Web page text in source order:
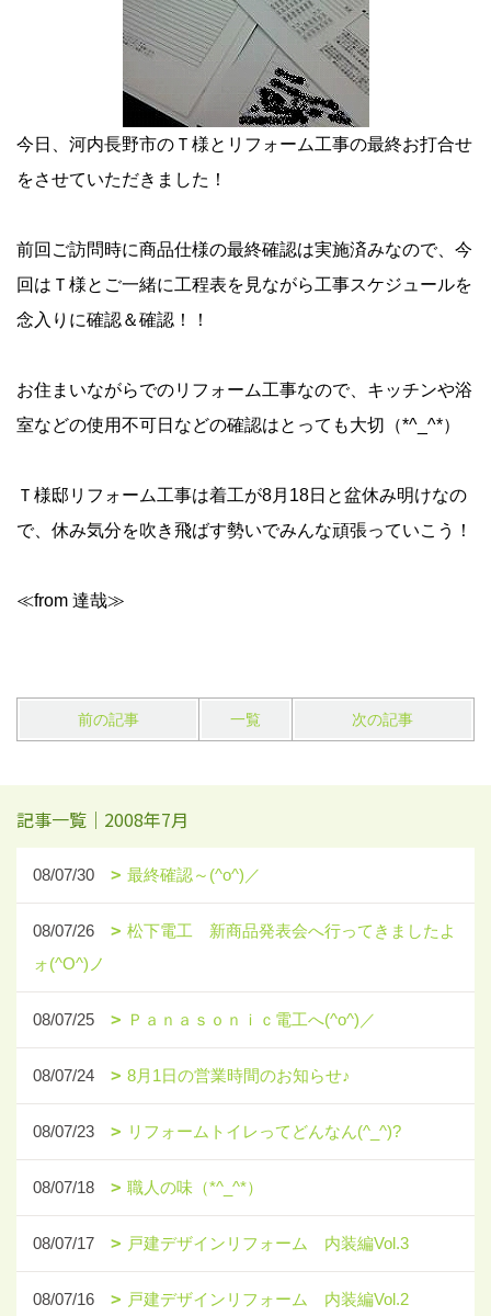
今日、河内長野市のＴ様とリフォーム工事の最終お打合せ
をさせていただきました！
前回ご訪問時に商品仕様の最終確認は実施済みなので、今
回はＴ様とご一緒に工程表を見ながら工事スケジュールを
念入りに確認＆確認！！
お住まいながらでのリフォーム工事なので、キッチンや浴
室などの使用不可日などの確認はとっても大切（*^_^*）
Ｔ様邸リフォーム工事は着工が8月18日と盆休み明けなの
で、休み気分を吹き飛ばす勢いでみんな頑張っていこう！
≪from 達哉≫
前の記事 一覧 次の記事
記事一覧｜2008年7月
08/07/30 最終確認～(^o^)／
08/07/26
松下電工 新商品発表会へ行ってきましたよ
ォ(^O^)ノ
08/07/25 Ｐａｎａｓｏｎｉｃ電工へ(^o^)／
08/07/24 8月1日の営業時間のお知らせ♪
08/07/23 リフォームトイレってどんなん(^_^)?
08/07/18 職人の味（*^_^*）
08/07/17 戸建デザインリフォーム 内装編Vol.3
08/07/16 戸建デザインリフォーム 内装編Vol.2